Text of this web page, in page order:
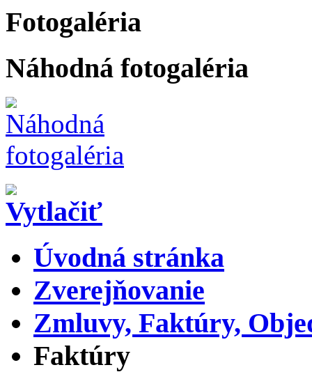
Fotogaléria
Náhodná fotogaléria
Úvodná stránka
Zverejňovanie
Zmluvy, Faktúry,
Faktúry